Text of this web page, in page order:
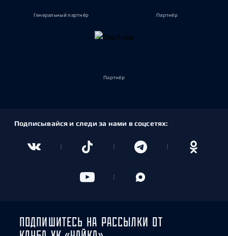
Генеральный партнёр Партнёр
Партнёр
Подписывайся и следи за нами в соцсетях:
ПОДПИШИТЕСЬ НА РАССЫЛКИ ОТ